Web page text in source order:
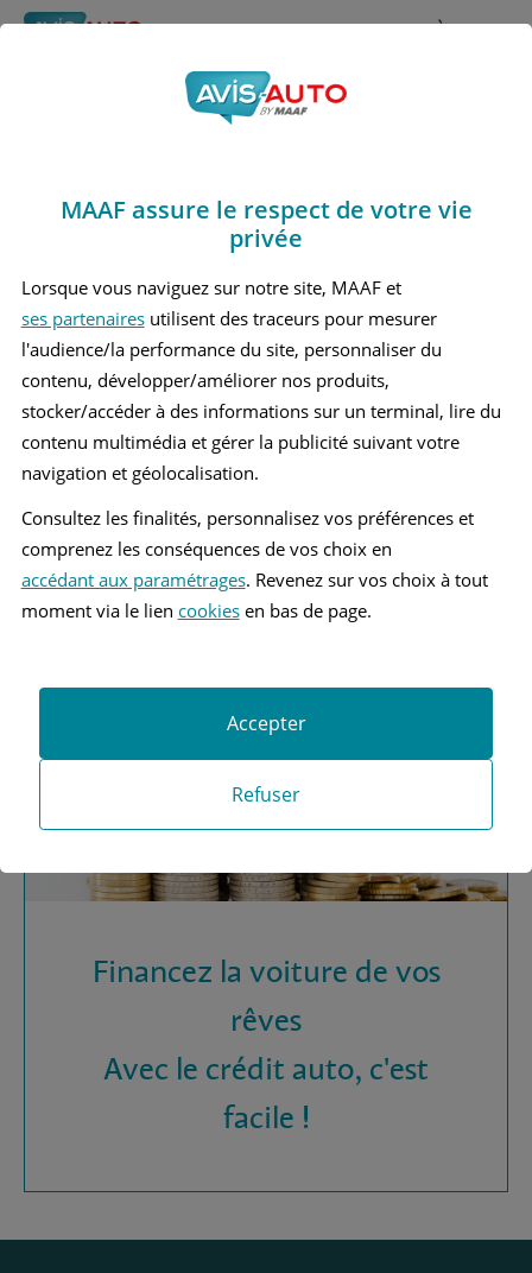
Rechercher À propos
Obtenir un devis d'assurance auto MAAF
Avis Bmw 135 i
BMW 135 I 2 BERLINE
Vous recherchez une
assurance automobile ?
Obtenez vos devis MAAF
Financez la voiture de vos
rêves
Avec le crédit auto, c'est
facile !
MAAF assure le respect de votre vie
privée
Lorsque vous naviguez sur notre site, MAAF et
ses partenairesutilisent des traceurs pour mesurer
l'audience/la performance du site, personnaliser du
contenu, développer/améliorer nos produits,
stocker/accéder à des informations sur un terminal, lire du
contenu multimédia et gérer la publicité suivant votre
navigation et géolocalisation.
Consultez les finalités, personnalisez vos préférences et
comprenez les conséquences de vos choix en
accédant aux paramétrages. Revenez sur vos choix à tout
moment via le lien cookiesen bas de page.
Refuser
Accepter